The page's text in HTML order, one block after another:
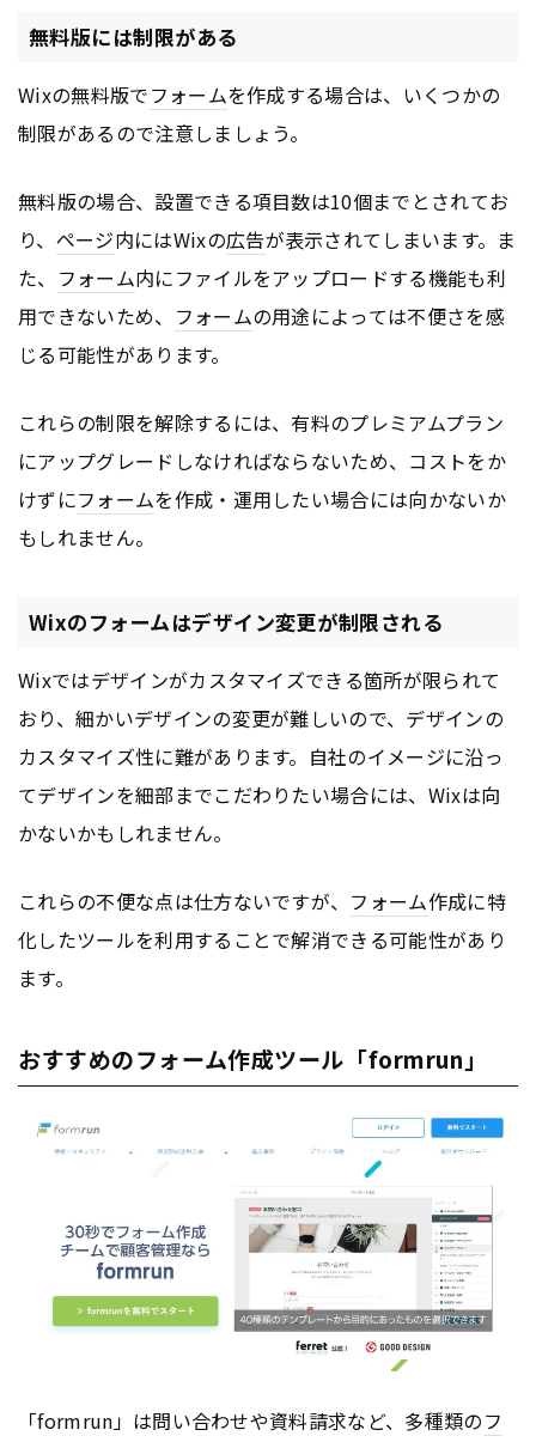
無料版には制限がある
Wixの無料版でフォームを作成する場合は、いくつかの
制限があるので注意しましょう。
無料版の場合、設置できる項目数は10個までとされてお
り、 ページ内にはWixの広告が表示されてしまいます。ま
た、 フォーム内にファイルをアップロードする機能も利
用できないため、 フォームの用途によっては不便さを感
じる可能性があります。
これらの制限を解除するには、有料のプレミアムプラン
にアップグレードしなければならないため、コストをか
けずにフォームを作成・運用したい場合には向かないか
もしれません。
Wixのフォームはデザイン変更が制限される
Wixではデザインがカスタマイズできる箇所が限られて
おり、細かいデザインの変更が難しいので、デザインの
カスタマイズ性に難があります。自社のイメージに沿っ
てデザインを細部までこだわりたい場合には、Wixは向
かないかもしれません。
これらの不便な点は仕方ないですが、 フォーム作成に特
化したツールを利用することで解消できる可能性があり
ます。
おすすめのフォーム作成ツール「formrun」
「formrun」は問い合わせや資料請求など、多種類のフ